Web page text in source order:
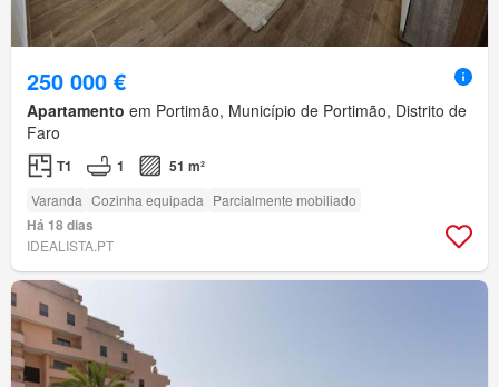
250 000 €
Apartamento em Portimão, Município de Portimão, Distrito de
Faro
T1 1 51 m²
Varanda Cozinha equipada Parcialmente mobiliado
Há 18 dias
IDEALISTA.PT